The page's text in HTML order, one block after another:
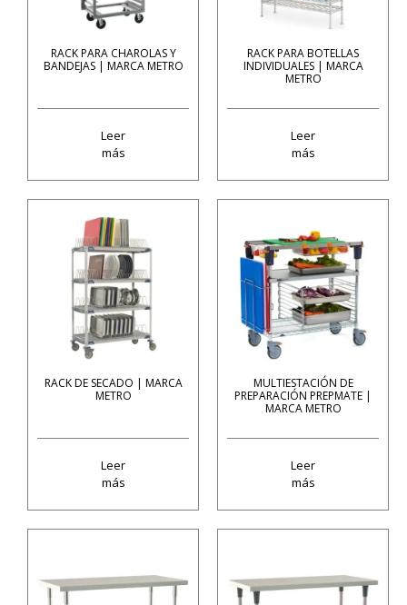
RACK PARA CHAROLAS Y
BANDEJAS | MARCA METRO
Leer
más
RACK PARA BOTELLAS
INDIVIDUALES | MARCA
METRO
Leer
más
RACK DE SECADO | MARCA
METRO
Leer
más
MULTIESTACIÓN DE
PREPARACIÓN PREPMATE |
MARCA METRO
Leer
más